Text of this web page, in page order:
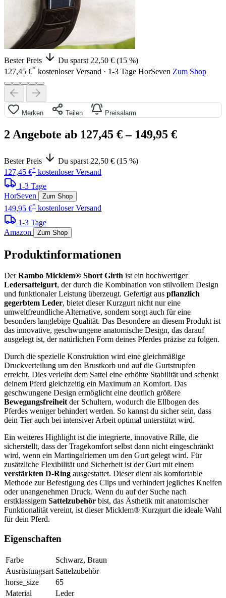
Bester Preis
Du sparst 22,50 € (15 %)
127,45 €* kostenloser Versand · 1-3 Tage HorSeven Zum Shop
Merken Teilen Preisalarm
2 Angebote ab 127,45 €– 149,95 €
Bester Preis
Du sparst 22,50 € (15 %)
127,45 €* kostenloser Versand
1-3 Tage
HorSeven
Zum Shop
149,95 €* kostenloser Versand
1-3 Tage
Amazon
Zum Shop
Produktinformationen
DerRambo Micklem® Short Girth ist ein hochwertiger
Ledersattelgurt, der durch die Kombination von stilvollem Design
und funktionaler Leistung überzeugt. Gefertigt aus pflanzlich
gegerbtem Leder, bietet dieser Kurzgurt nicht nur eine
umweltfreundliche Alternative, sondern sorgt auch für eine
besonders langlebige Qualität. Das Besondere an diesem Produkt ist
das innovative, geschwungene anatomische Design, das darauf
ausgelegt ist, der natürlichen Form deines Pferdes präzise zu folgen.
Durch die spezielle Konstruktion wird eine gleichmäßige
Druckverteilung um den Brustkorb und auf die Gurtstrupfen
erreicht. Dies verleiht dem Sattel eine erhöhte Stabilität und schenkt
deinem Pferd gleichzeitig ein Maximum an Komfort. Das
geschwungene Design ermöglicht eine deutlich größere
Bewegungsfreiheitder Schultern, wodurch die Ellbogen des
Pferdes weniger behindert werden. So kannst du sicher sein, dass
dein Tier auch bei intensiver Arbeit optimal unterstützt wird.
Ein weiteres Highlight ist die integrierte, innovative Rille, die
sicherstellt, dass der Tragekomfort selbst dann nicht eingeschränkt
wird, wenn ein Martingalriemen um den Gurt gelegt wird. Für
zusätzliche Flexibilität und Sicherheit ist der Gurt mit einem
verstärkten D-Ring ausgestattet. Dieser dient als komfortable
Methode zur Befestigung des Clips und verhindert jegliches Kneifen
oder unangenehmen Druck. Wenn du auf der Suche nach
erstklassigem Sattelzubehör bist, das Ästhetik mit anatomischer
Funktionalität vereint, ist dieser Micklem® Kurzgurt die ideale Wahl
für dein Pferd.
Eigenschaften
Farbe
Schwarz, Braun
Ausrüstungsart Sattelzubehör
horse_size
65
Material
Leder